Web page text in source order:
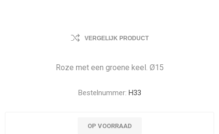
VERGELIJK PRODUCT
Roze met een groene keel. Ø15
Bestelnummer: H33
OP VOORRAAD